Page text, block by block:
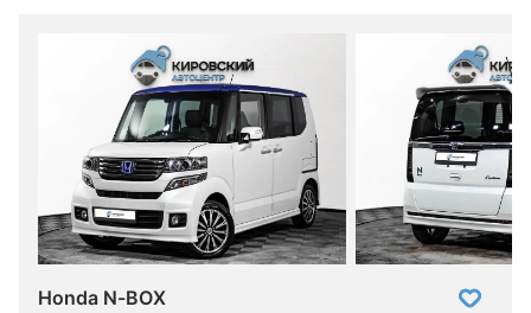
Honda N-BOX